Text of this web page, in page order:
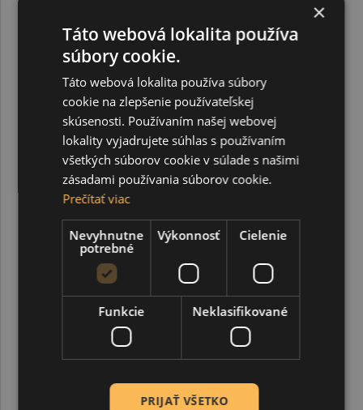
Detské nožnice s ergonomickou rukoväťou, 14,5 cm
×
Táto webová lokalita používa
súbory cookie.
Táto webová lokalita používa súbory
cookie na zlepšenie používateľskej
skúsenosti. Používaním našej webovej
lokality vyjadrujete súhlas s používaním
všetkých súborov cookie v súlade s našimi
zásadami používania súborov cookie.
Prečítať viac
Nevyhnutne
potrebné
Výkonnosť Cielenie
Funkcie Neklasifikované
PRIJAŤ VŠETKO